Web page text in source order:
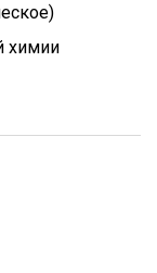
химии